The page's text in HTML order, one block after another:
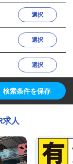
選択
選択
選択
検索条件を保存
求人